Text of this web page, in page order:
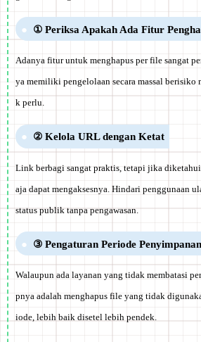
① Periksa Apakah Ada Fitur
Adanya fitur untuk menghapus per file sangat
ya memiliki pengelolaan secara massal
k perlu.
② Kelola URL dengan Ketat
Link berbagi sangat praktis, tetapi jika
aja dapat mengaksesnya. Hindari penggunaan
status publik tanpa pengawasan
③ Pengaturan Periode Penyimpanan
Walaupun ada layanan yang tidak membatasi
pnya adalah menghapus file yang tidak
iode, lebih baik disetel lebih pendek.